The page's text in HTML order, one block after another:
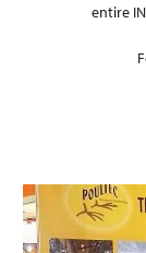
entire